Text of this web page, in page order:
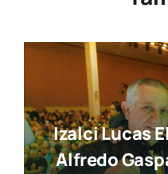
Izalci Lucas
Alfredo